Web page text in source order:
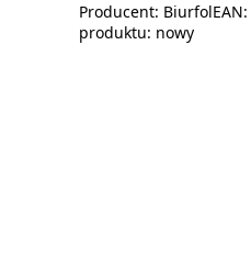
Producent: BiurfolEAN:
produktu: nowy